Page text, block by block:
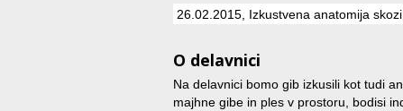
26.02.2015, Izkustvena anatomija
O delavnici
Na delavnici bomo gib izkusili kot tudi
majhne gibe in ples v prostoru, bodisi